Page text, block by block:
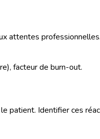
attentes
facteur de burn-out.
patient. Identifier ces